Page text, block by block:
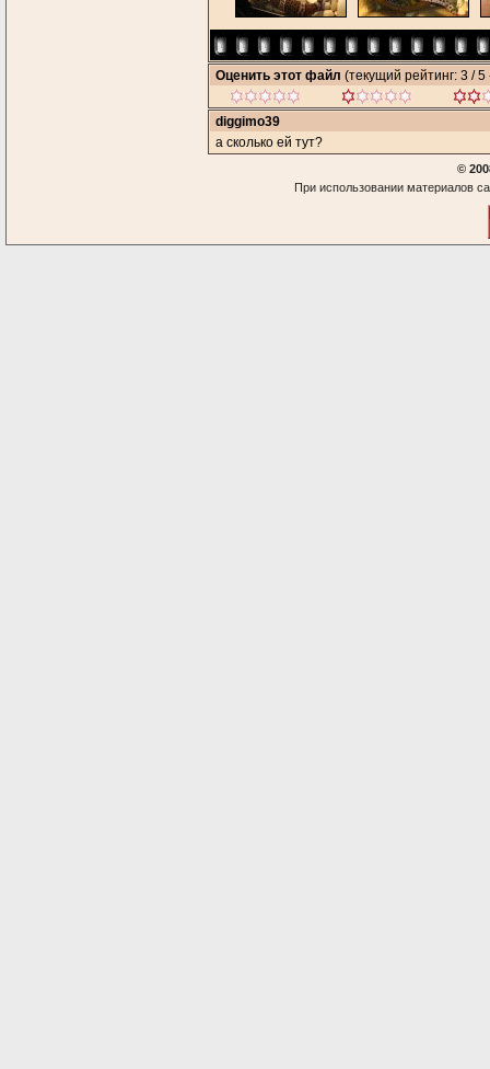
Оценить этот файл (текущий рейтинг: 3 / 5
diggimo39
а сколько ей тут?
©
При использовании материалов